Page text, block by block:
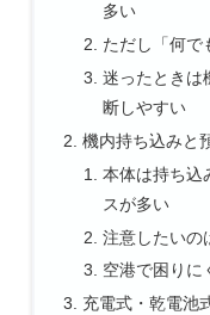
多い
ただし「何で
迷ったときは
断しやすい
機内持ち込みと
本体は持ち込
スが多い
注意したいの
空港で困りに
充電式・乾電池